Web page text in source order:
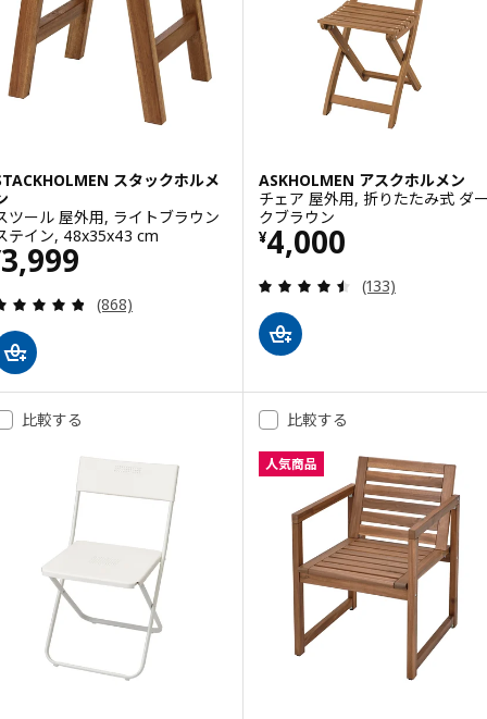
プション: SUNDSÖ スンドソー, 折りたたみチェア, ブライトレッド
スタックホルメ
ツール 屋外用, ライトブラウン
テイン, 48x35x43 cm
3,999
格 ¥ 3999
レビュー: 4.8 から 5 星です。 総レビュー数:
(868)
ASKHOLMEN アスクホルメン
チェア 屋外用, 折りたたみ式 ダ
クブラウン
¥4,000
価格 ¥ 4000
レビュー: 4.5
(133)
比較する 比較する
人気商品